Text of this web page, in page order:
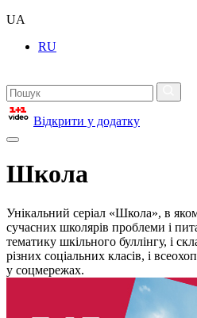
UA
RU
Відкрити у додатку
Школа
Унікальний серіал «Школа», в
сучасних школярів проблеми і
тематику шкільного буллінгу, і
різних соціальних класів, і
у соцмережах.